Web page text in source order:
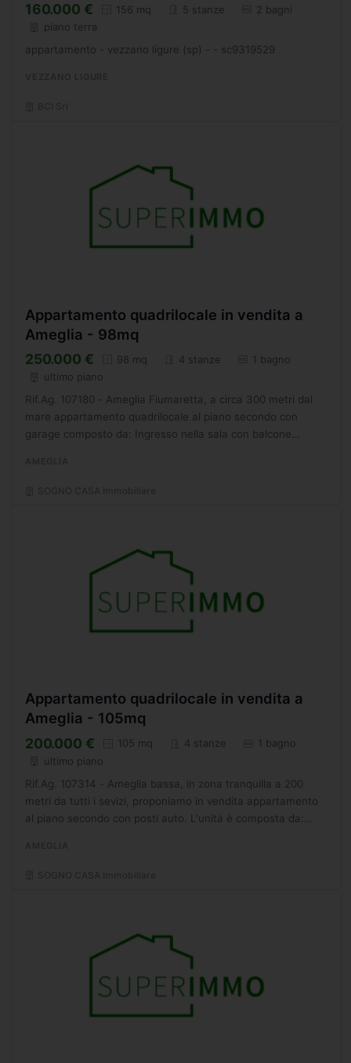
160.000 € 156 mq 5 stanze
2 bagni
piano terra
appartamento - vezzano ligure (sp) - - sc9319529
Appartamento quadrilocale in vendita a
Ameglia - 98mq
250.000 € 98 mq 4 stanze
1 bagno
ultimo piano
Rif.Ag. 107180 - Ameglia Fiumaretta, a circa 300 metri dal
mare appartamento quadrilocale al piano secondo con
garage composto da: Ingresso nella sala con balcone
Appartamento quadrilocale in vendita a
Ameglia - 105mq
200.000 € 105 mq 4 stanze
1 bagno
ultimo piano
Rif.Ag. 107314 - Ameglia bassa, in zona tranquilla a 200
metri da tutti i sevizi, proponiamo in vendita appartamento
al piano secondo con posti auto. L'unità è composta da: